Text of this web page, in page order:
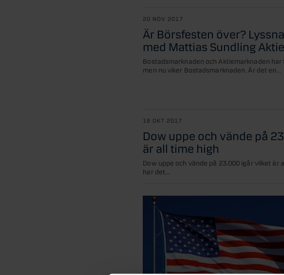
20 NOV 2017
Är Börsfesten över?
med Mattias Sundling
Bostadsmarknaden och Aktiemarknaden
men nu viker Bostadsmarknaden. Är det en...
18 OKT 2017
Dow uppe och vände på
är all time high
Dow uppe och vände på 23.000 igår vilket är
har det...